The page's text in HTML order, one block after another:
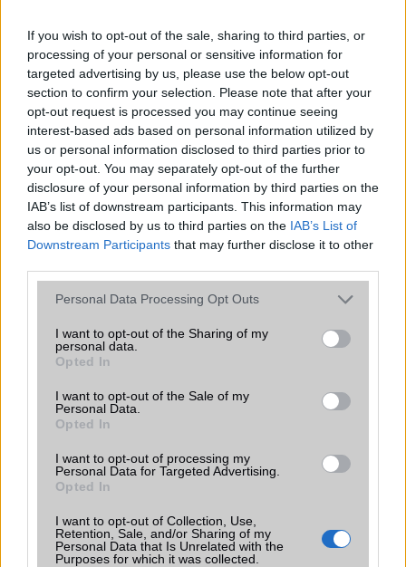
If you wish to opt-out of the sale, sharing to third parties, or
processing of your personal or sensitive information for
targeted advertising by us, please use the below opt-out
section to confirm your selection. Please note that after your
opt-out request is processed you may continue seeing
interest-based ads based on personal information utilized by
us or personal information disclosed to third parties prior to
your opt-out. You may separately opt-out of the further
disclosure of your personal information by third parties on the
IAB’s list of downstream participants. This information may
also be disclosed by us to third parties on the IAB’s List of
Downstream Participants that may further disclose it to other
Please note that this website/app uses one or more Google
not limited to your visit or usage behaviour. You may click to
grant or deny consent to Google and its third-party tags to
use your data for below specified purposes in below Google
consent section.
Personal Data Processing Opt Outs
I want to opt-out of the Sharing of my
personal data.
Opted In
I want to opt-out of the Sale of my
Personal Data.
Opted In
I want to opt-out of processing my
Personal Data for Targeted Advertising.
Opted In
I want to opt-out of Collection, Use,
Retention, Sale, and/or Sharing of my
Personal Data that Is Unrelated with the
Purposes for which it was collected.
2018.07.26| Xiaomi Today
Hétfőn bemutatkozott a Xiaomi Mi A2 és a Xiaomi Mi A2
Lite Android One rendszerrel.
Fotón a Xiaomi Mi A2
2018.07.05| GSM Arena
A Xiaomi Mi A1 tavaly méretes sikert ért el, ennek
utódjaként érkezik a Mi A2.
KAPCSOLÓDÓ HÍREK
IPS LCD kijelző: ijesztően élethű!
Nokia Lumia 920 vs HTC One: melyik a jobb?
Bírja az offroad-ot a Galaxy S4?
Fantasztikus timelapse videó